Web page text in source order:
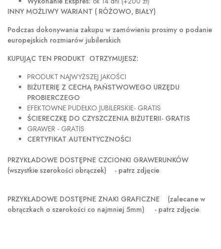
INNY MOŻLIWY WARIANT ( RÓŻOWO, BIAŁY)
Podczas dokonywania zakupu w zamówieniu prosimy o podanie
europejskich rozmiarów jubilerskich
KUPUJĄC TEN PRODUKT OTRZYMUJESZ:
PRODUKT NAJWYŻSZEJ JAKOŚCI
BIŻUTERIĘ Z CECHĄ PAŃSTWOWEGO URZĘDU
PROBIERCZEGO
EFEKTOWNE PUDEŁKO JUBILERSKIE- GRATIS
ŚCIERECZKĘ DO CZYSZCZENIA BIŻUTERII- GRATIS
GRAWER - GRATIS
CERTYFIKAT AUTENTYCZNOŚCI
PRZYKŁADOWE DOSTĘPNE CZCIONKI GRAWERUNKÓW
(wszystkie szerokości obrączek) - patrz zdjęcie
PRZYKŁADOWE DOSTĘPNE ZNAKI GRAFICZNE (zalecane w
obrączkach o szerokości co najmniej 5mm) - patrz zdjęcie